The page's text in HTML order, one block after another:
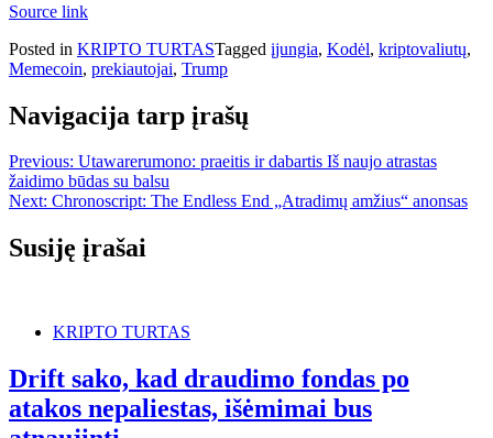
Source link
Posted in KRIPTO TURTASTagged įjungia, Kodėl, kriptovaliutų,
Memecoin, prekiautojai, Trump
Navigacija tarp įrašų
Previous: Utawarerumono: praeitis ir dabartis Iš naujo atrastas
žaidimo būdas su balsu
Next: Chronoscript: The Endless End „Atradimų amžius“ anonsas
Susiję įrašai
KRIPTO TURTAS
Drift sako, kad draudimo fondas po
atakos nepaliestas, išėmimai bus